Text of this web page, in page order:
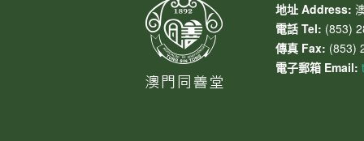
地址 Address:
電話 Tel: (853)
傳真 Fax: (853)
電子郵箱 Email: